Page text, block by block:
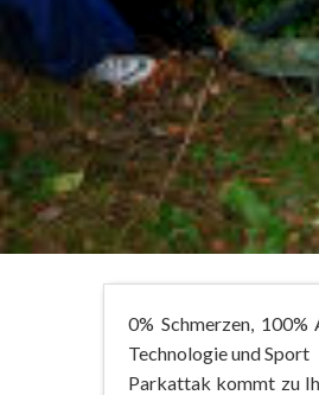
0% Schmerzen,
Technologie und Sport
Parkattak kommt zu